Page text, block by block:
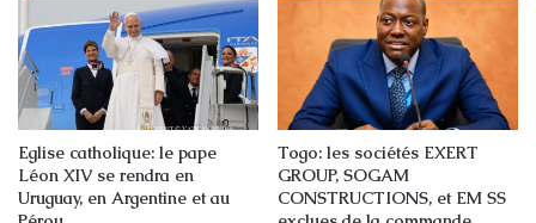
Eglise catholique: le pape
Léon XIV se rendra en
Uruguay, en Argentine et au
Togo: les sociétés EXERT
GROUP, SOGAM
CONSTRUCTIONS, et EM SS